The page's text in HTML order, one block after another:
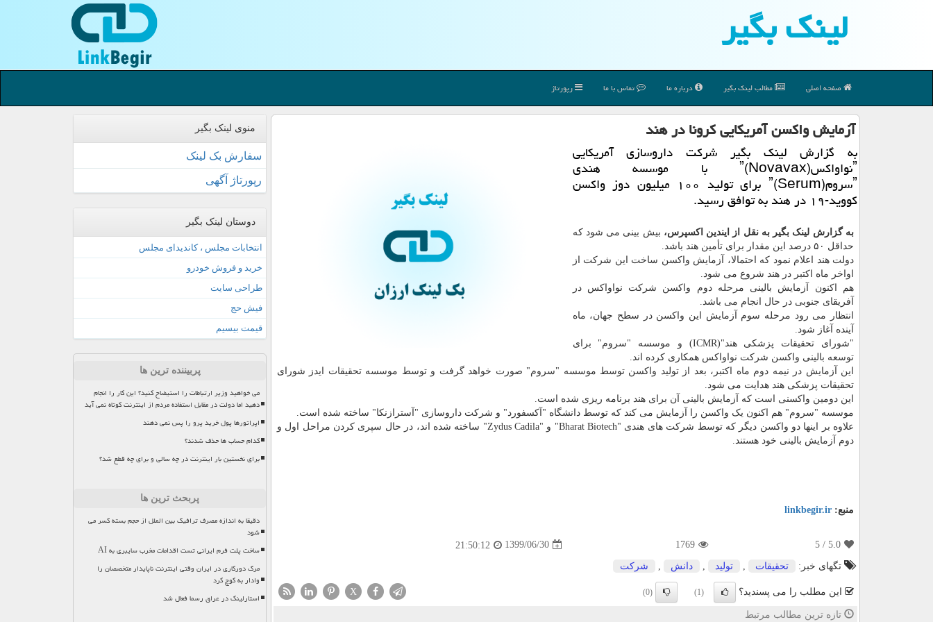
لینك بگیر
صفحه اصلی مطالب لینك بگیر درباره ما تماس با ما رپورتاژ
آزمایش واكسن آمریكایی كرونا در هند
به گزارش لینك بگیر شركت داروسازی آمریكایی
ˮنواواكسˮ(Novavax) با موسسه هندی
ˮسرومˮ(Serum) برای تولید ۱۰۰ میلیون دوز واكسن
كووید-۱۹ در هند به توافق رسید.
به گزارش لینک بگیر به نقل از ایندین اکسپرس، بیش بینی می شود که
حداقل ۵۰ درصد این مقدار برای تأمین هند باشد.
دولت هند اعلام نمود که احتمالا، آزمایش واکسن ساخت این شرکت از
اواخر ماه اکتبر در هند شروع می شود.
هم اکنون آزمایش بالینی مرحله دوم واکسن شرکت نواواکس در
آفریقای جنوبی در حال انجام می باشد.
انتظار می رود مرحله سوم آزمایش این واکسن در سطح جهان، ماه
آینده آغاز شود.
"شورای تحقیقات پزشکی هند"(ICMR) و موسسه "سروم" برای
توسعه بالینی واکسن شرکت نواواکس همکاری کرده اند.
این آزمایش در نیمه دوم ماه اکتبر، بعد از تولید واکسن توسط موسسه "سروم" صورت خواهد گرفت و توسط موسسه تحقیقات ایدز شورای
تحقیقات پزشکی هند هدایت می شود.
این دومین واکسنی است که آزمایش بالینی آن برای هند برنامه ریزی شده است.
موسسه "سروم" هم اکنون یک واکسن را آزمایش می کند که توسط دانشگاه "آکسفورد" و شرکت داروسازی "آسترازنکا" ساخته شده است.
علاوه بر اینها دو واکسن دیگر که توسط شرکت های هندی "Bharat Biotech" و "Zydus Cadila" ساخته شده اند، در حال سپری کردن مراحل اول و
دوم آزمایش بالینی خود هستند.
منبع: linkbegir.ir
5.0
/ 5
1769
1399/06/30
21:50:12
تگهای خبر:
تحقیقات تولید دانش شركت
این مطلب را می پسندید؟ (1)
(0)
X
تازه ترین مطالب مرتبط
منوی لینک بگیر
سفارش بک لینک
رپورتاژ آگهی
دوستان لینک بگیر
انتخابات مجلس ، کاندیدای مجلس
خرید و فروش خودرو
طراحی سایت
فیش حج
قیمت بیسیم
پربیننده ترین ها
می خواهید وزیر ارتباطات را استیضاح کنید؟ این کار را انجام
دهید اما دولت در مقابل استفاده مردم از اینترنت کوتاه نمی آید
اپراتورها پول خرید پرو را پس نمی دهند
کدام حساب ها حذف شدند؟
برای نخستین بار اینترنت در چه سالی و برای چه قطع شد؟
پربحث ترین ها
دقیقا به اندازه مصرف ترافیک بین الملل از حجم بسته کسر می
شود
ساخت پلت فرم ایرانی تست اقدامات مخرب سایبری به AI
مرگ دورکاری در ایران وقتی اینترنت ناپایدار متخصصان را
وادار به کوچ کرد
استارلینک در عراق رسما فعال شد